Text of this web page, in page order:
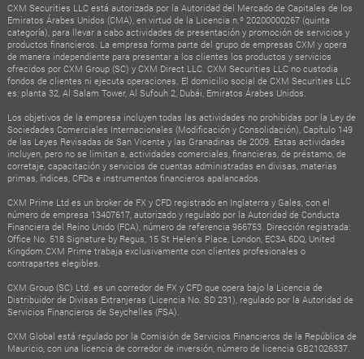
CXM Securities LLC está autorizada por la Autoridad del Mercado de Capitales de los
Emiratos Árabes Unidos (CMA), en virtud de la Licencia n.º 20200000267 (quinta
categoría), para llevar a cabo actividades de presentación y promoción de servicios y
productos financieros. La empresa forma parte del grupo de empresas CXM y opera
de manera independiente para presentar a los clientes los productos y servicios
ofrecidos por CXM Group (SC) y CXM Direct LLC. CXM Securities LLC no custodia
fondos de clientes ni ejecuta operaciones. El domicilio social de CXM Securities LLC
es: planta 32, Al Salam Tower, Al Sufouh 2, Dubái, Emiratos Árabes Unidos.
Los objetivos de la empresa incluyen todas las actividades no prohibidas por la Ley de
Sociedades Comerciales Internacionales (Modificación y Consolidación), Capítulo 149
de las Leyes Revisadas de San Vicente y las Granadinas de 2009. Estas actividades
incluyen, pero no se limitan a, actividades comerciales, financieras, de préstamo, de
corretaje, capacitación y servicios de cuentas administradas en divisas, materias
primas, índices, CFDs e instrumentos financieros apalancados.
CXM Prime Ltd es un broker de FX y CFD registrado en Inglaterra y Gales, con el
número de empresa 13407617, autorizado y regulado por la Autoridad de Conducta
Financiera del Reino Unido (FCA), número de referencia 966753. Dirección registrada:
Office No. 518 Signature by Regus, 15 St Helen's Place, London, EC3A 6DQ, United
Kingdom.CXM Prime trabaja exclusivamente con clientes profesionales o
contrapartes elegibles.
CXM Group (SC) Ltd. es un corredor de FX y CFD que opera bajo la Licencia de
Distribuidor de Divisas Extranjeras (Licencia No. SD 231), regulado por la Autoridad de
Servicios Financieros de Seychelles (FSA).
CXM Global está regulado por la Comisión de Servicios Financieros de la República de
Mauricio, con una licencia de corredor de inversión, número de licencia GB21026337.